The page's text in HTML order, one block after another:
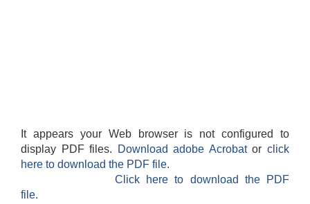
It appears your Web browser is not configured to
display PDF files.
Download adobe Acrobatorclick
here to download the PDF file.
Click here to download the PDF
file.